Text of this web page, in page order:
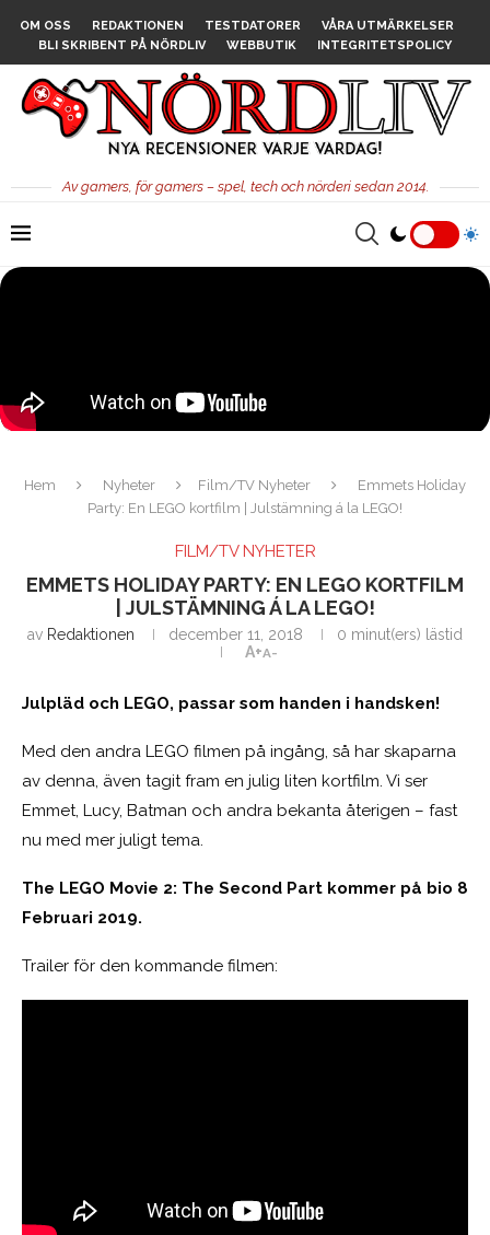
OM OSS REDAKTIONEN TESTDATORER
VÅRA UTMÄRKELSER
BLI SKRIBENT PÅ NÖRDLIV
WEBBUTIK INTEGRITETSPOLICY
Av gamers, för gamers – spel, tech och nörderi sedan 2014.
Hem Nyheter Film/TV Nyheter
Emmets Holiday
Party: En LEGO kortfilm | Julstämning á la LEGO!
FILM/TV NYHETER
EMMETS HOLIDAY PARTY: EN LEGO KORTFILM
| JULSTÄMNING Á LA LEGO!
av Redaktionen december 11, 2018
0 minut(ers) lästid
A+A-
Julpläd och LEGO, passar som handen i handsken!
Med den andra LEGO filmen på ingång, så har skaparna
av denna, även tagit fram en julig liten kortfilm. Vi ser
Emmet, Lucy, Batman och andra bekanta återigen – fast
nu med mer juligt tema.
The LEGO Movie 2: The Second Part kommer på bio 8
Februari 2019.
Trailer för den kommande filmen: